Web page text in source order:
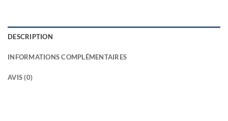
DESCRIPTION
INFORMATIONS COMPLÉMENTAIRES
AVIS (0)